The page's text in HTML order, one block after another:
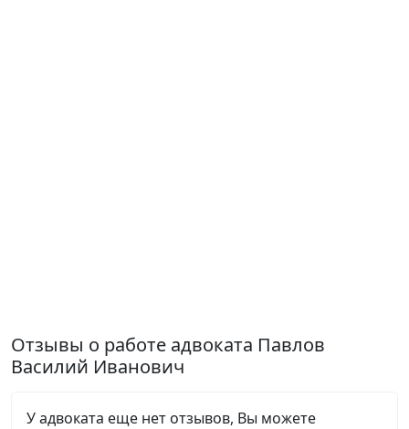
Отзывы о работе адвоката Павлов
Василий Иванович
У адвоката еще нет отзывов, Вы можете